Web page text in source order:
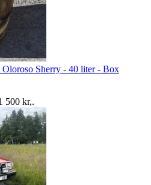
Sherry - 40 liter - Box
500 kr,.